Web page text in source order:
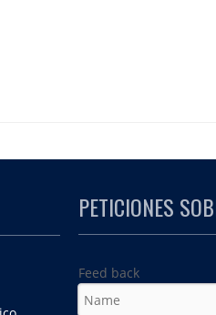
PETICIONES
Feed back